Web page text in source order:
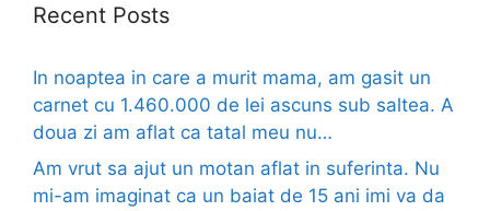
Recent Posts
In noaptea in care a murit mama, am gasit un
carnet cu 1.460.000 de lei ascuns sub saltea. A
doua zi am aflat ca tatal meu nu…
Am vrut sa ajut un motan aflat in suferinta. Nu
mi-am imaginat ca un baiat de 15 ani imi va da